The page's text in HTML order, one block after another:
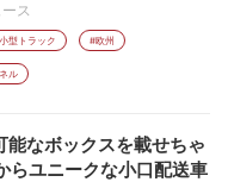
ス
型トラック #欧州
ル
能なボックスを載せちゃ
らユニークな小口配送車